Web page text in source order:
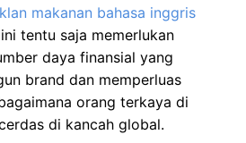
makanan bahasa inggris
tentu saja memerlukan
daya finansial yang
brand dan memperluas
orang terkaya di
di kancah global.